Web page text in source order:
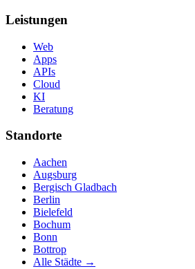
Leistungen
Web
Apps
APIs
Cloud
KI
Beratung
Standorte
Aachen
Augsburg
Bergisch Gladbach
Berlin
Bielefeld
Bochum
Bonn
Bottrop
Alle Städte →